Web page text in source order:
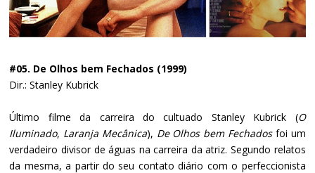
#05. De Olhos bem Fechados (1999)
Dir.: Stanley Kubrick
Último filme da carreira do cultuado Stanley Kubrick (O
Iluminado, Laranja Mecânica), De Olhos bem Fechados foi um
verdadeiro divisor de águas na carreira da atriz. Segundo relatos
da mesma, a partir do seu contato diário com o perfeccionista